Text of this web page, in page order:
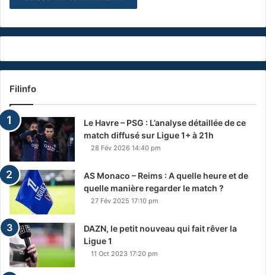
Filinfo
Le Havre – PSG : L’analyse détaillée de ce
match diffusé sur Ligue 1+ à 21h
28 Fév 2026 14:40 pm
AS Monaco – Reims : A quelle heure et de
quelle manière regarder le match ?
27 Fév 2025 17:10 pm
DAZN, le petit nouveau qui fait rêver la
Ligue 1
11 Oct 2023 17:20 pm